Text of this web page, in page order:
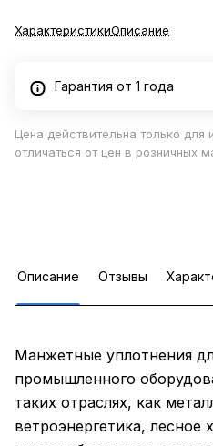
ХарактеристикиОписание
Гарантия от 1 года
Цена действительна только
отличаться от цен в розничных
Описание Отзывы
Манжетные уплотнения
промышленного
таких отраслях, как
ветроэнергетика, лесное